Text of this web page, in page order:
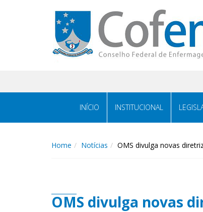
INÍCIO INSTITUCIONAL
Home Notícias OMS divulga novas
OMS divulga novas